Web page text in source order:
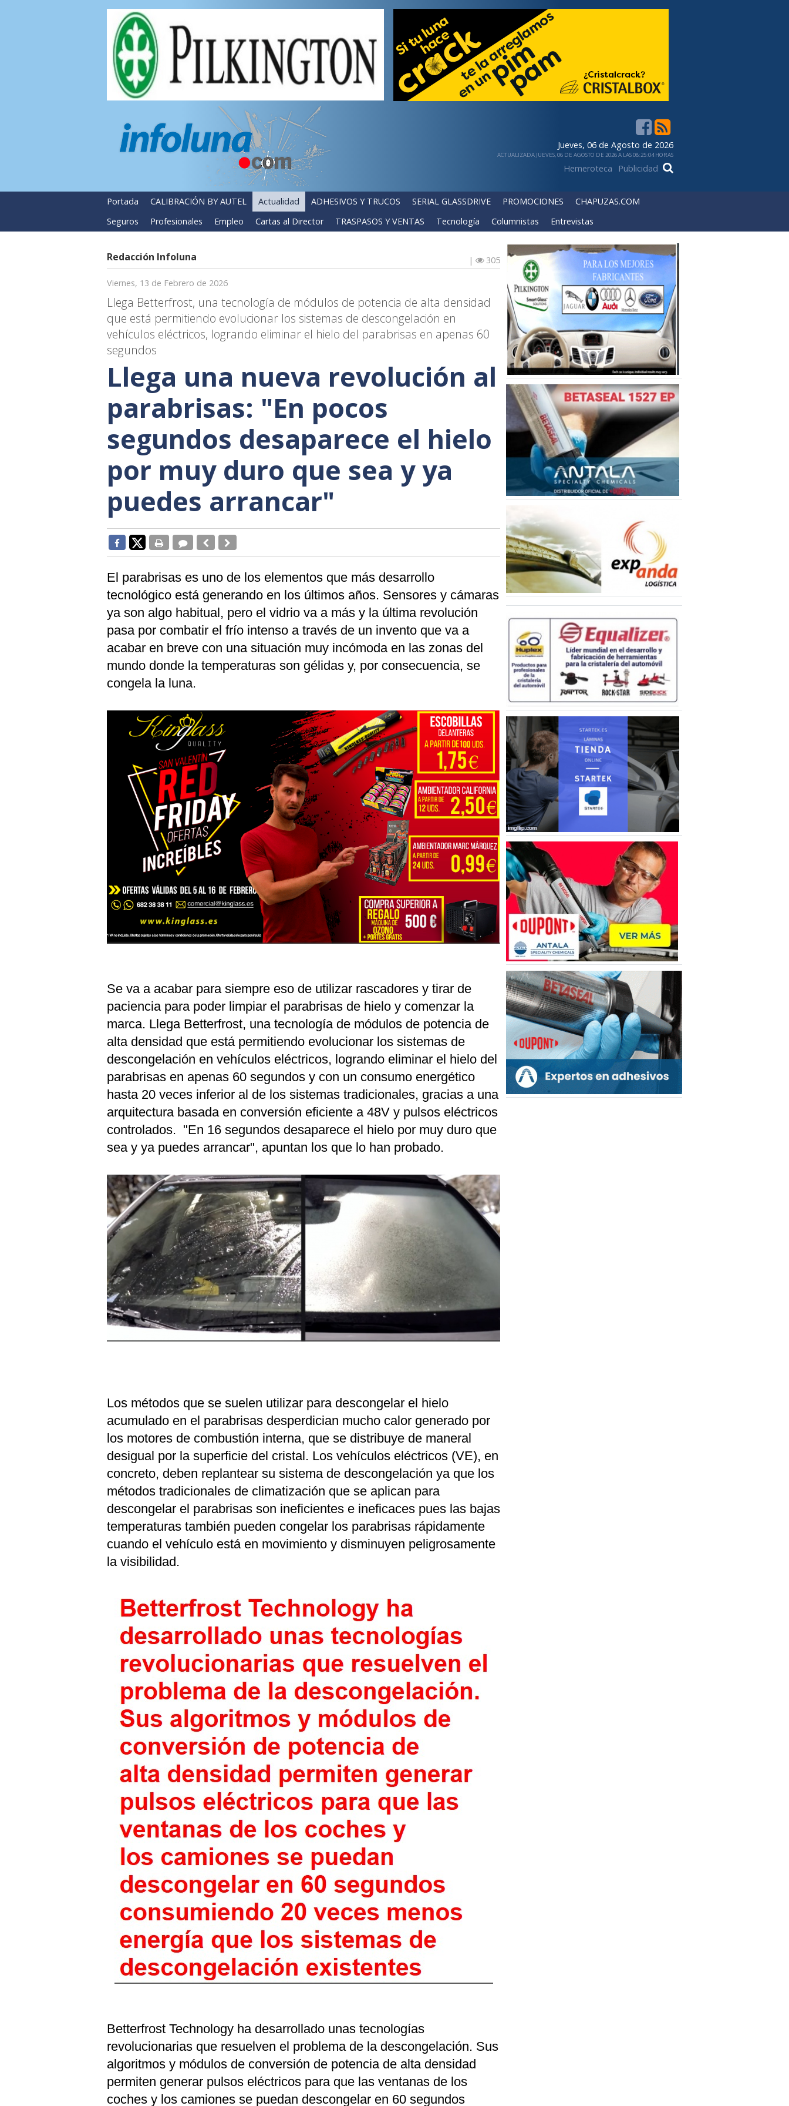
Jueves, 06 de Agosto de 2026
ACTUALIZADA JUEVES, 06 DE AGOSTO DE 2026 A LAS 08:25:04 HORAS
Hemeroteca Publicidad
Portada CALIBRACIÓN BY AUTEL Actualidad ADHESIVOS Y TRUCOS SERIAL GLASSDRIVE PROMOCIONES
CHAPUZAS.COM
Seguros
Profesionales Empleo Cartas al Director TRASPASOS Y VENTAS Tecnología Columnistas Entrevistas
Redacción Infoluna | 305
Viernes, 13 de Febrero de 2026
Llega Betterfrost, una tecnología de módulos de potencia de alta densidad
que está permitiendo evolucionar los sistemas de descongelación en
vehículos eléctricos, logrando eliminar el hielo del parabrisas en apenas 60
segundos
Llega una nueva revolución al
parabrisas: "En pocos
segundos desaparece el hielo
por muy duro que sea y ya
puedes arrancar"
El parabrisas es uno de los elementos que más desarrollo
tecnológico está generando en los últimos años. Sensores y cámaras
ya son algo habitual, pero el vidrio va a más y la última revolución
pasa por combatir el frío intenso a través de un invento que va a
acabar en breve con una situación muy incómoda en las zonas del
mundo donde la temperaturas son gélidas y, por consecuencia, se
congela la luna.
Se va a acabar para siempre eso de utilizar rascadores y tirar de
paciencia para poder limpiar el parabrisas de hielo y comenzar la
marca. Llega Betterfrost, una tecnología de módulos de potencia de
alta densidad que está permitiendo evolucionar los sistemas de
descongelación en vehículos eléctricos, logrando eliminar el hielo del
parabrisas en apenas 60 segundos y con un consumo energético
hasta 20 veces inferior al de los sistemas tradicionales, gracias a una
arquitectura basada en conversión eficiente a 48V y pulsos eléctricos
controlados. "En 16 segundos desaparece el hielo por muy duro que
sea y ya puedes arrancar", apuntan los que lo han probado.
Los métodos que se suelen utilizar para descongelar el hielo
acumulado en el parabrisas desperdician mucho calor generado por
los motores de combustión interna, que se distribuye de maneral
desigual por la superficie del cristal. Los vehículos eléctricos (VE), en
concreto, deben replantear su sistema de descongelación ya que los
métodos tradicionales de climatización que se aplican para
descongelar el parabrisas son ineficientes e ineficaces pues las bajas
temperaturas también pueden congelar los parabrisas rápidamente
cuando el vehículo está en movimiento y disminuyen peligrosamente
la visibilidad.
Betterfrost Technology ha desarrollado unas tecnologías
revolucionarias que resuelven el problema de la descongelación. Sus
algoritmos y módulos de conversión de potencia de alta densidad
permiten generar pulsos eléctricos para que las ventanas de los
coches y los camiones se puedan descongelar en 60 segundos